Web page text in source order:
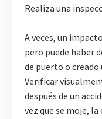
Realiza una
A veces, un
pero puede haber
de puerto o
Verificar
después de un
vez que se moje,